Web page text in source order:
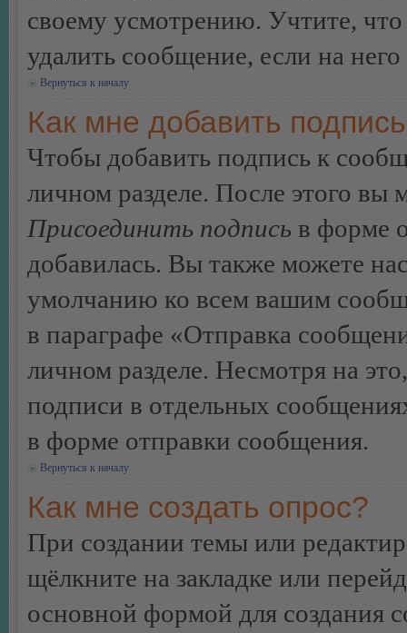
своему усмотрению. Учтите,
удалить сообщение, если на
Вернуться к началу
Как мне добавить
Чтобы добавить подпись к
личном разделе. После этого
Присоединить подпись в форме
добавилась. Вы также можете
умолчанию ко всем вашим
в параграфе «Отправка
личном разделе. Несмотря на
подписи в отдельных
в форме отправки сообщения.
Вернуться к началу
Как мне создать опрос?
При создании темы или
щёлкните на закладке или
основной формой для создания